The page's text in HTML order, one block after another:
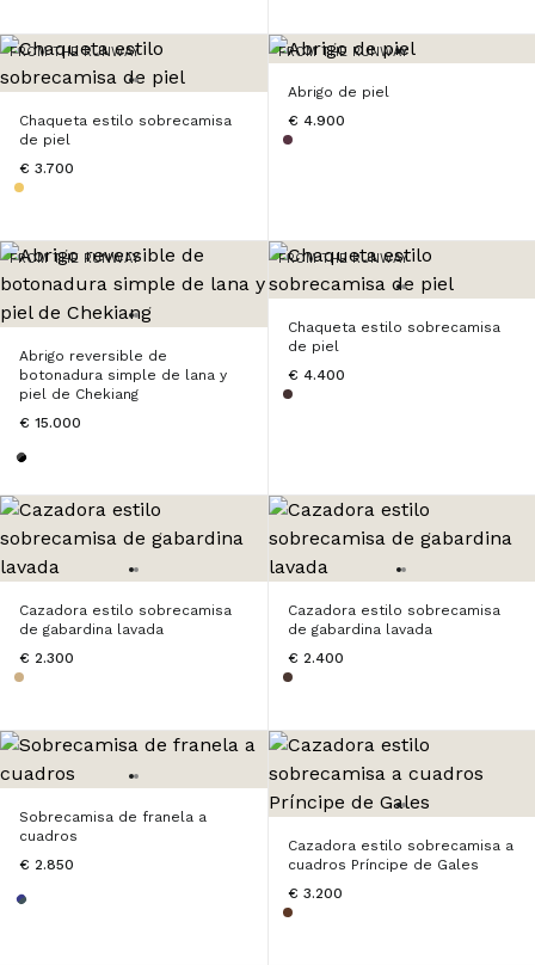
FROM THE RUNWAY
Chaqueta estilo sobrecamisa
de piel
€ 3.700
FROM THE RUNWAY
Abrigo de piel
€ 4.900
FROM THE RUNWAY
Abrigo reversible de
botonadura simple de lana y
piel de Chekiang
€ 15.000
FROM THE RUNWAY
Chaqueta estilo sobrecamisa
de piel
€ 4.400
Cazadora estilo sobrecamisa
de gabardina lavada
€ 2.300
Cazadora estilo sobrecamisa
de gabardina lavada
€ 2.400
Sobrecamisa de franela a
cuadros
€ 2.850
Cazadora estilo sobrecamisa a
cuadros Príncipe de Gales
€ 3.200